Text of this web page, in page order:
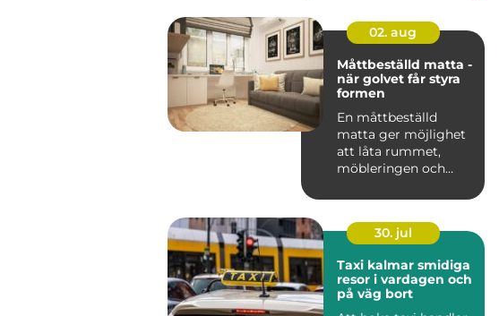
02. aug
Måttbeställd matta -
när golvet får styra
formen
En måttbeställd
matta ger möjlighet
att låta rummet,
möbleringen och
30. jul
Taxi kalmar smidiga
resor i vardagen och
på väg bort